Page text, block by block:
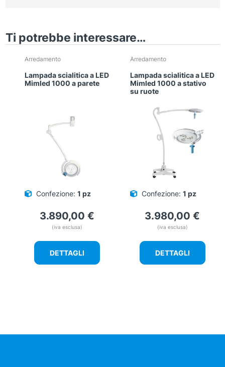
Ti potrebbe interessare…
Arredamento
Lampada scialitica a LED
Mimled 1000 a parete
Confezione: 1 pz
3.890,00 €
(iva esclusa)
DETTAGLI
Arredamento
Lampada scialitica a LED
Mimled 1000 a stativo
su ruote
Confezione: 1 pz
3.980,00 €
(iva esclusa)
DETTAGLI